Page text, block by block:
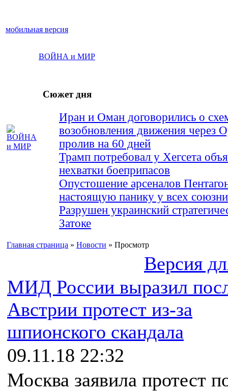
мобильная версия
ВОЙНА и МИР
Сюжет дня
Иран и Оман договорились о
возобновления движения через
пролив на 60 дней
Трамп потребовал у Хегсета
нехватки боеприпасов
Опустошение арсеналов
настоящую панику у всех
Разрушен украинский
Затоке
Главная страница » Новости » Просмотр
Версия
МИД России выразил
Австрии протест из-за
шпионского скандала
09.11.18 22:32
Москва заявила протест